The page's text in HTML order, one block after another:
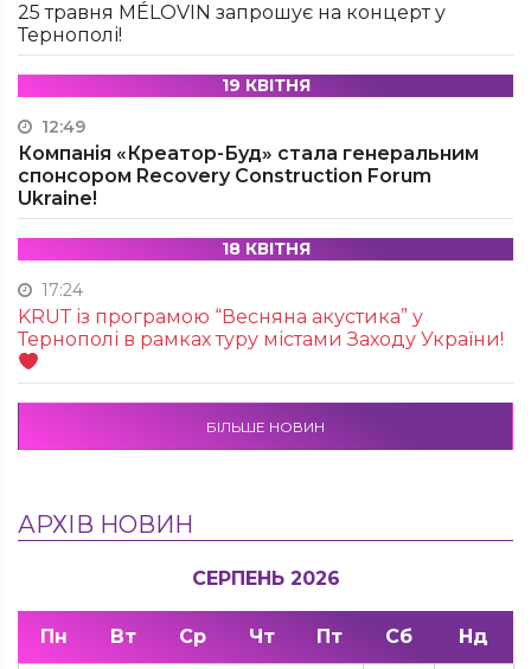
25 травня MÉLOVIN запрошує на концерт у
Тернополі!
19 КВІТНЯ
12:49
Компанія «Креатор-Буд» стала генеральним
спонсором Recovery Construction Forum
Ukraine!
18 КВІТНЯ
17:24
KRUТ із програмою “Весняна акустика” у
Тернополі в рамках туру містами Заходу України!
БІЛЬШЕ НОВИН
АРХІВ НОВИН
СЕРПЕНЬ 2026
Пн Вт Ср Чт Пт Сб Нд